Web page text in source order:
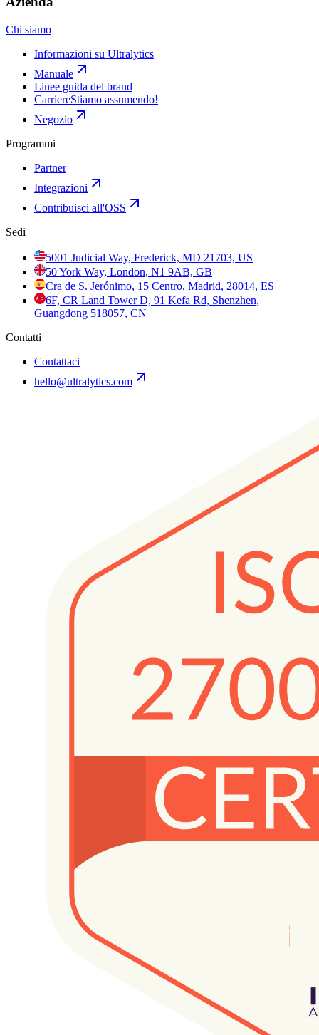
Chi siamo
Informazioni su Ultralytics
Manuale
Linee guida del brand
CarriereStiamo assumendo!
Negozio
Programmi
Partner
Integrazioni
Contribuisci all'OSS
Sedi
5001 Judicial Way, Frederick, MD 21703, US
50 York Way, London, N1 9AB, GB
Cra de S. Jerónimo, 15 Centro, Madrid, 28014, ES
6F, CR Land Tower D, 91 Kefa Rd, Shenzhen,
Guangdong 518057, CN
Contatti
Contattaci
hello@ultralytics.com